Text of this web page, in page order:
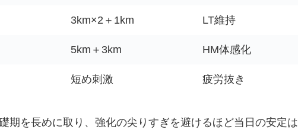
3km×2＋1km LT維持
5km＋3km HM体感化
短め刺激 疲労抜き
期を長めに取り、強化の尖りすぎを避けるほど当日の安定は